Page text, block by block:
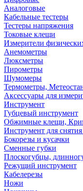
Аналоговые
Кабельные тестеры
Тестеры напряжения
Токовые клещи
Измерители
Анемометры
Люксметры
Пирометры
Шумомеры
Термометры,
Аксессуары для
Инструмент
Губцевый инструмент
Обжимные клещи,
Инструмент для
Бокорезы и кусачки
Сменные губки
Плоскогубцы,
Режущий инструмент
Кабелерезы
Ножи